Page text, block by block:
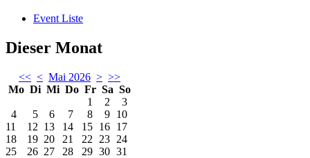
Event Liste
Dieser Monat
<< < Mai 2026 > >>
Mo Di Mi Do Fr Sa So
1
2
3
4
5 6 7 8 9 10
11
12 13 14 15 16 17
18
19 20 21 22 23 24
25
26 27 28 29 30 31